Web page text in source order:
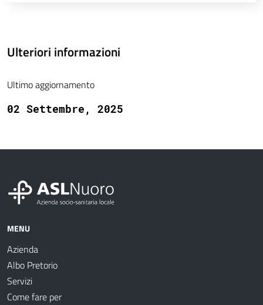
Ulteriori informazioni
Ultimo aggiornamento
02 Settembre, 2025
MENU
Azienda
Albo Pretorio
Servizi
Come fare per